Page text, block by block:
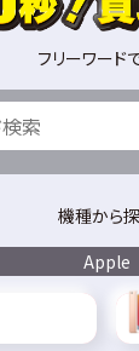
フリーワード
機種から
Apple